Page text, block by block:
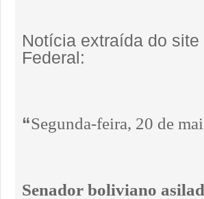
Notícia extraída do
Federal:
“Segunda-feira, 20 de
Senador boliviano